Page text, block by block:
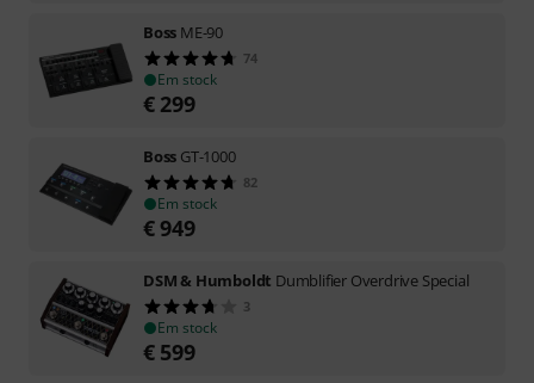
Boss ME-90
74
Em stock
€ 299
Boss GT-1000
82
Em stock
€949
DSM & Humboldt Dumblifier Overdrive Special
3
Em stock
€ 599